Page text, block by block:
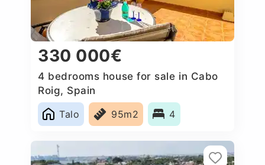
330 000€
4 bedrooms house for sale in Cabo
Roig, Spain
Talo
95m2 4